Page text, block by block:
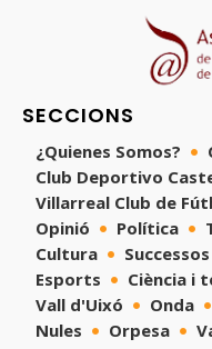
SECCIONS
¿Quienes Somos?
Club Deportivo
Villarreal Club de
Opinió
Política
Cultura
Esports
Ciència i
Vall d'Uixó
Onda
Nules
Orpesa